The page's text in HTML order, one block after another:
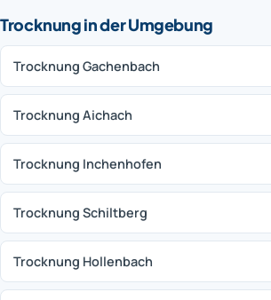
Trocknung in der Umgebung
Trocknung Gachenbach
Trocknung Aichach
Trocknung Inchenhofen
Trocknung Schiltberg
Trocknung Hollenbach